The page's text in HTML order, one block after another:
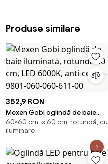
Produse similare
352,9 RON
Mexen Gobi oglindă de baie
iluminată, rotundă 60 cm, LED
6000K, anti-ceață - 9801-060-
60×60 cm, ⌀ 60 cm, rotundă, cu
iluminare